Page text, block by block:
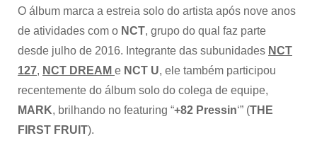
O álbum marca a estreia solo do artista após nove anos
de atividades com o NCT, grupo do qual faz parte
desde julho de 2016. Integrante das subunidades NCT
127, NCT DREAM e NCT U, ele também participou
recentemente do álbum solo do colega de equipe,
MARK, brilhando no featuring “+82 Pressin‘” (THE
FIRST FRUIT).